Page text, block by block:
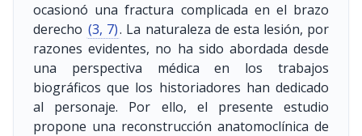
ocasionó una fractura complicada en el brazo
derecho (3, 7). La naturaleza de esta lesión, por
razones evidentes, no ha sido abordada desde
una perspectiva médica en los trabajos
biográficos que los historiadores han dedicado
al personaje. Por ello, el presente estudio
propone una reconstrucción anatomoclínica de